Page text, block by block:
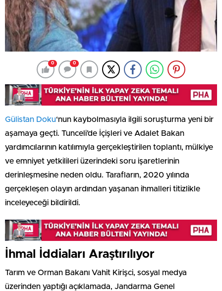
0 0
Gülistan Doku‘nun kaybolmasıyla ilgili soruşturma yeni bir
aşamaya geçti. Tunceli’de İçişleri ve Adalet Bakan
yardımcılarının katılımıyla gerçekleştirilen toplantı, mülkiye
ve emniyet yetkilileri üzerindeki soru işaretlerinin
derinleşmesine neden oldu. Tarafların, 2020 yılında
gerçekleşen olayın ardından yaşanan ihmalleri titizlikle
inceleyeceği bildirildi.
İhmal İddiaları Araştırılıyor
Tarım ve Orman Bakanı Vahit Kirişci, sosyal medya
üzerinden yaptığı açıklamada, Jandarma Genel